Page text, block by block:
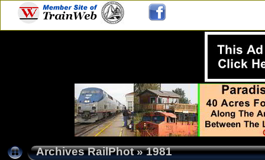
Archives RailPhot»1981